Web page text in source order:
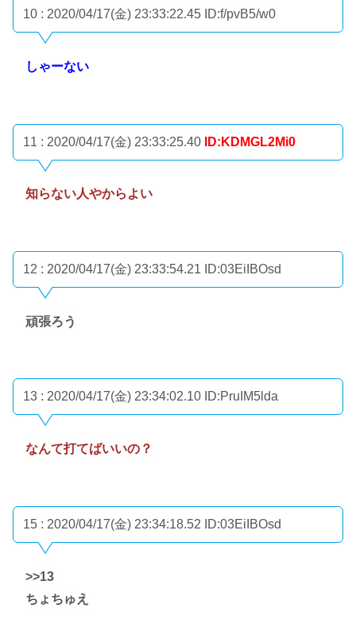
10 : 2020/04/17(金) 23:33:22.45 ID:f/pvB5/w0
しゃーない
11 : 2020/04/17(金) 23:33:25.40 ID:KDMGL2Mi0
知らない人やからよい
12 : 2020/04/17(金) 23:33:54.21 ID:03EiIBOsd
頑張ろう
13 : 2020/04/17(金) 23:34:02.10 ID:PruIM5lda
なんて打てばいいの？
15 : 2020/04/17(金) 23:34:18.52 ID:03EiIBOsd
>>13
ちょちゅえ